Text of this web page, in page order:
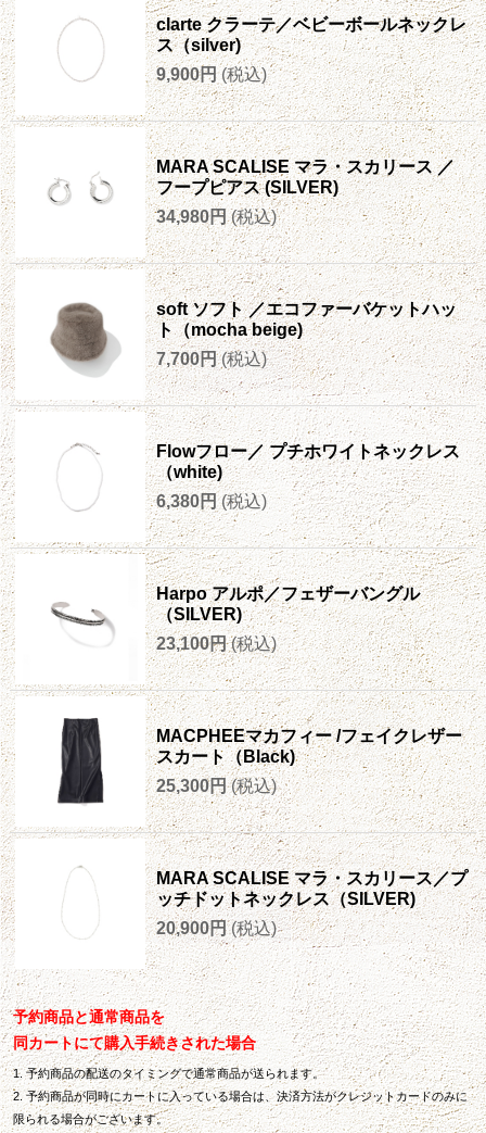
clarte クラーテ／ベビーボールネックレ
ス（silver)
9,900円 (税込)
MARA SCALISE マラ・スカリース ／
フープピアス (SILVER)
34,980円 (税込)
soft ソフト ／エコファーバケットハッ
ト（mocha beige)
7,700円 (税込)
Flowフロー／ プチホワイトネックレス
（white)
6,380円 (税込)
Harpo アルポ／フェザーバングル
（SILVER)
23,100円 (税込)
MACPHEEマカフィー /フェイクレザー
スカート（Black)
25,300円 (税込)
MARA SCALISE マラ・スカリース／プ
ッチドットネックレス（SILVER)
20,900円 (税込)
予約商品と通常商品を
同カートにて購入手続きされた場合
1. 予約商品の配送のタイミングで通常商品が送られます。
2. 予約商品が同時にカートに入っている場合は、決済方法がクレジットカードのみに
限られる場合がございます。